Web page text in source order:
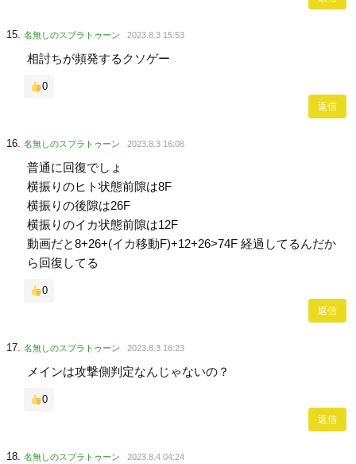
名無しのスプラトゥーン 2023.8.3 15:53
相討ちが頻発するクソゲー
0
返信
名無しのスプラトゥーン 2023.8.3 16:08
普通に回復でしょ
横振りのヒト状態前隙は8F
横振りの後隙は26F
横振りのイカ状態前隙は12F
動画だと8+26+(イカ移動F)+12+26>74F 経過してるんだか
ら回復してる
0
返信
名無しのスプラトゥーン 2023.8.3 16:23
メインは攻撃側判定なんじゃないの？
0
返信
名無しのスプラトゥーン 2023.8.4 04:24